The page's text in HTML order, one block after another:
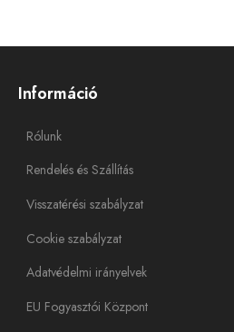
Információ
Rólunk
Rendelés és Szállítás
Visszatérési szabályzat
Cookie szabályzat
Adatvédelmi irányelvek
EU Fogyasztói Központ